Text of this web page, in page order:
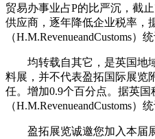
贸易办事业占P的比严沉，截
供应商，逐年降低企业税率，
（H.M.RevenueandCustoms）统
均转载自其它，是英国地
料展，并不代表盈拓国际展览
任。增加0.9个百分点。据英国
（H.M.RevenueandCustoms）统
盈拓展览诚邀您加入本届